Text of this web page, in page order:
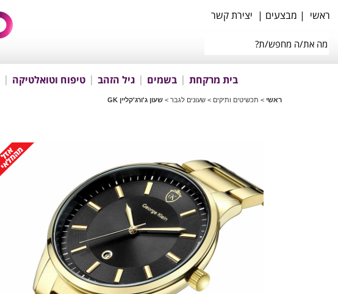
ראשי | מבצעים | יצירת קשר
בית מרקחת בשמים גיל הזהב טיפוח וטואלטיקה
ראשי > תכשיטים ותיקים > שעונים לגבר > שעון ג'ורג'קליין GK